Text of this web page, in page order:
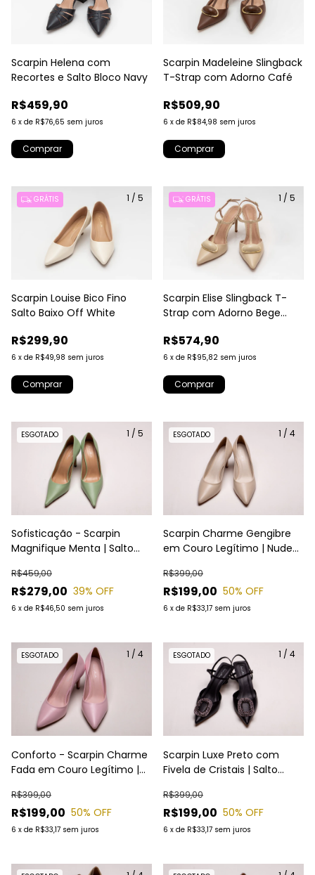
Scarpin Helena com
Recortes e Salto Bloco Navy
R$459,90
6 x de R$76,65 sem juros
Comprar
Scarpin Madeleine Slingback
T-Strap com Adorno Café
R$509,90
6 x de R$84,98 sem juros
Comprar
1 / 5
GRÁTIS
Scarpin Louise Bico Fino
Salto Baixo Off White
R$299,90
6 x de R$49,98 sem juros
Comprar
1 / 5
GRÁTIS
Scarpin Elise Slingback T-
Strap com Adorno Bege
R$574,90
6 x de R$95,82 sem juros
Comprar
1 / 5
ESGOTADO
Sofisticação - Scarpin
Magnifique Menta | Salto
Elegância com Toque de
Cor | Laura Almeida
R$279,00
R$459,00
39% OFF
6 x de R$46,50 sem juros
1 / 4
ESGOTADO
Scarpin Charme Gengibre
em Couro Legítimo | Nude
Laura Almeida
R$199,00
R$399,00
50% OFF
6 x de R$33,17 sem juros
1 / 4
ESGOTADO
Conforto - Scarpin Charme
Fada em Couro Legítimo |
| Laura Almeida
R$199,00
R$399,00
50% OFF
6 x de R$33,17 sem juros
1 / 4
ESGOTADO
Scarpin Luxe Preto com
Fivela de Cristais | Salto
Elegante | Laura Almeida
R$199,00
R$399,00
50% OFF
6 x de R$33,17 sem juros